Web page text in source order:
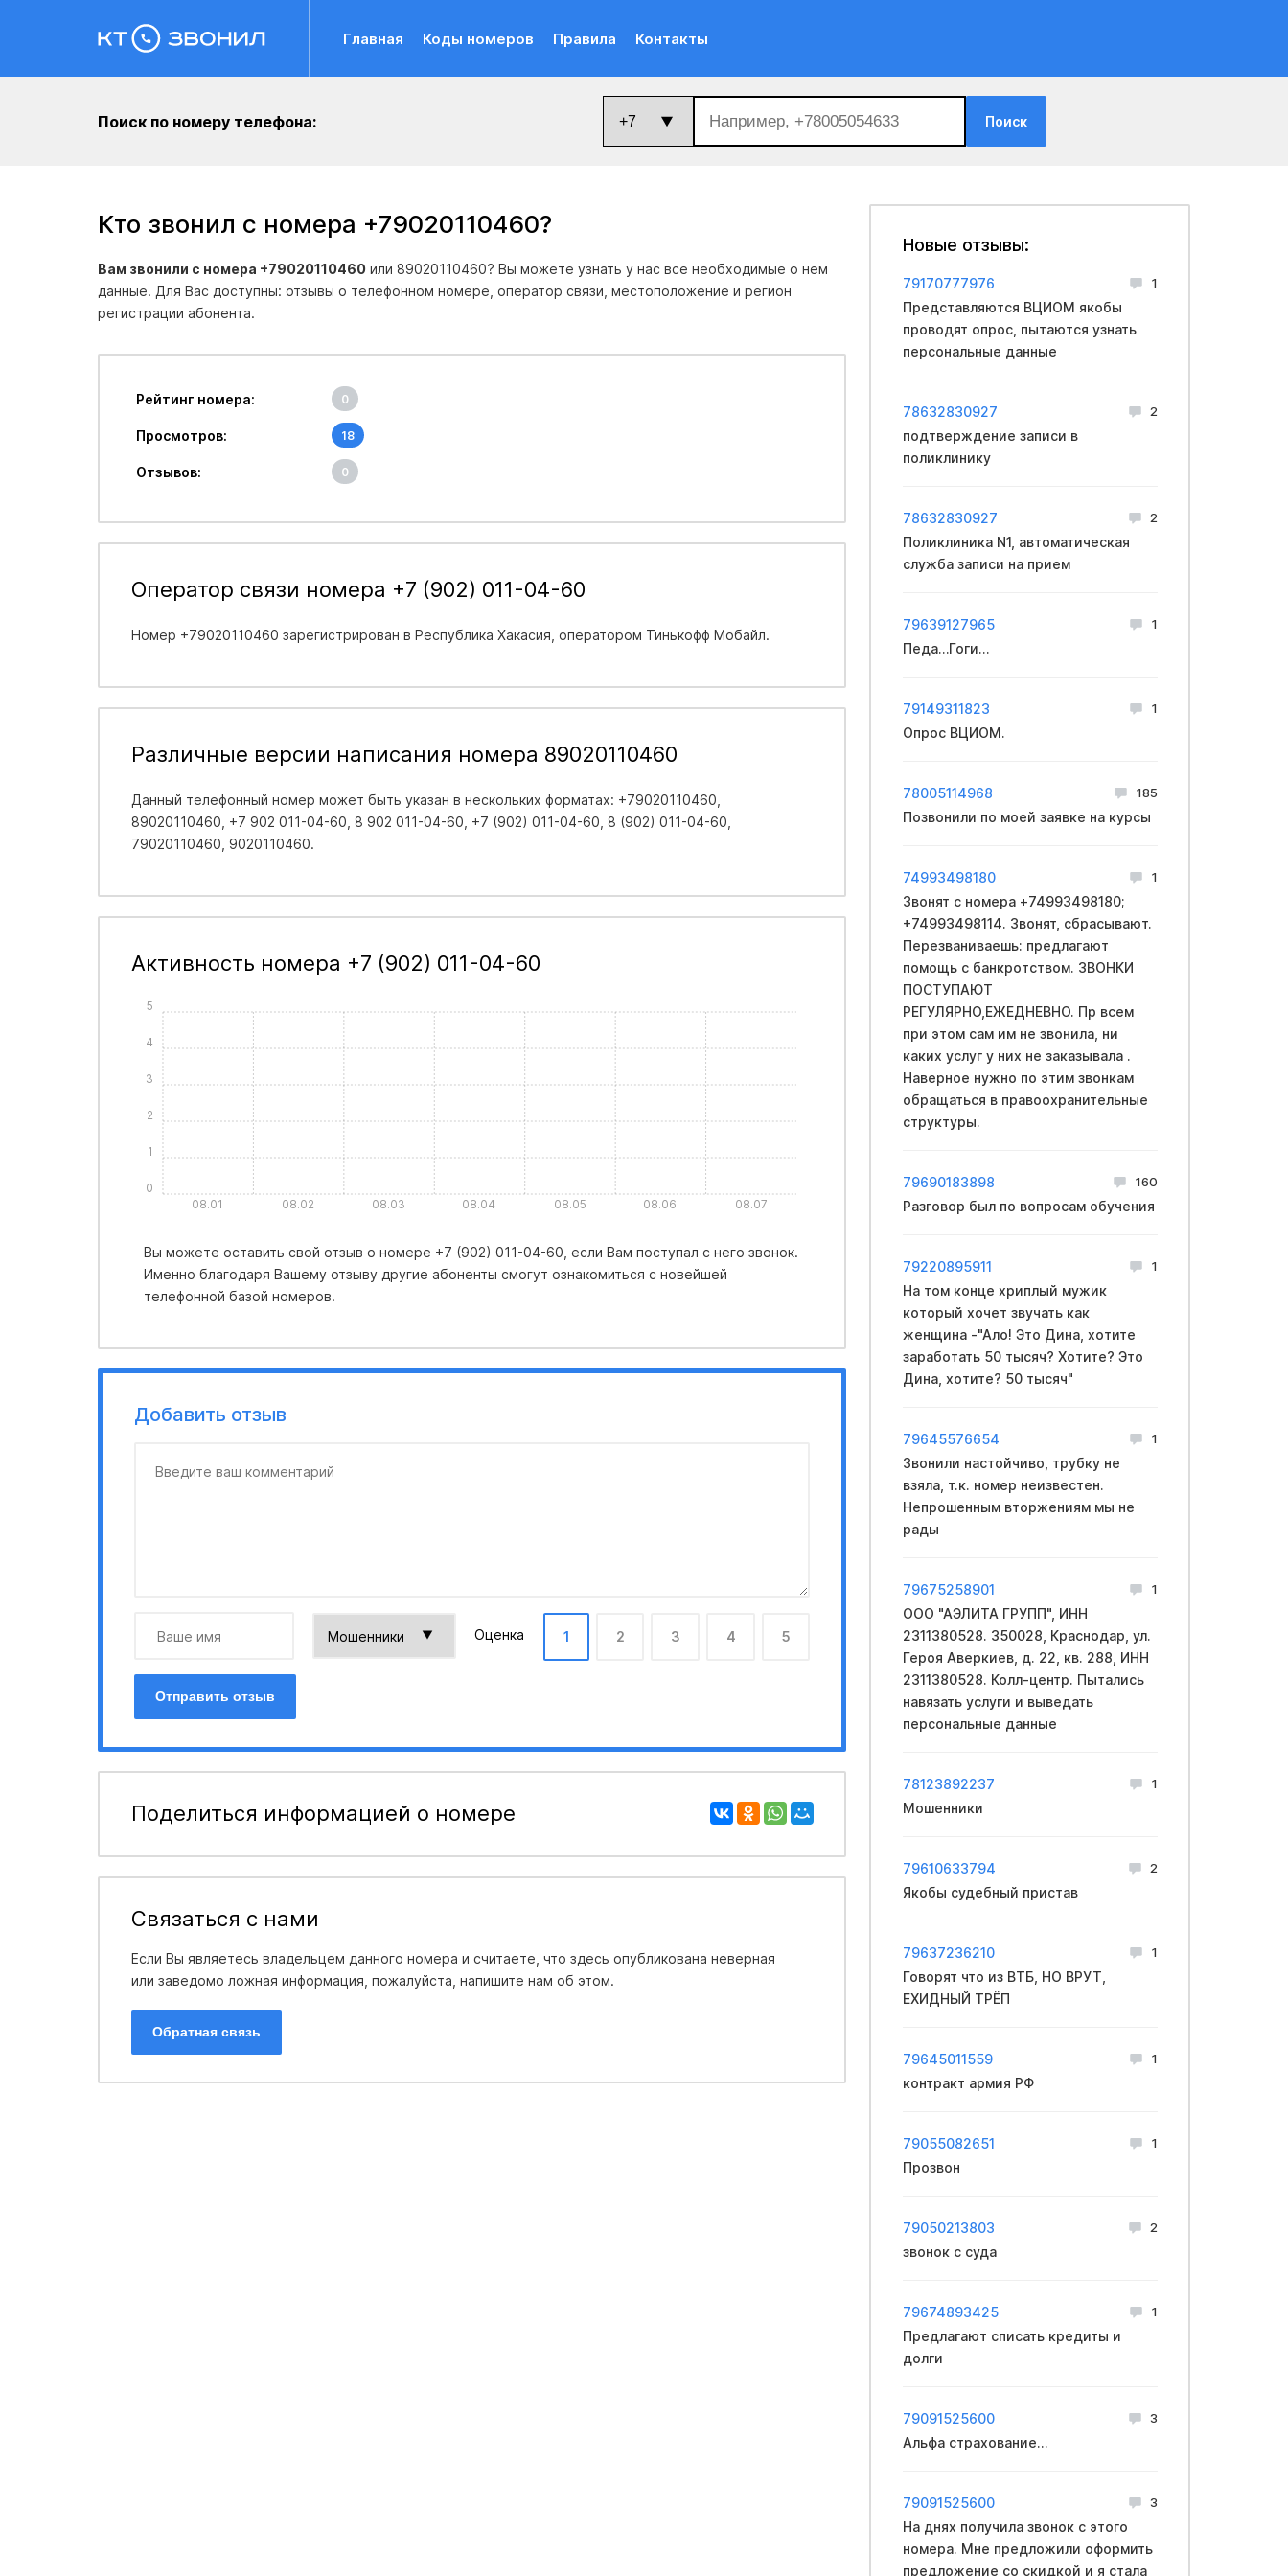
Главная Коды номеров Правила Контакты
Поиск по номеру телефона: Поиск
Кто звонил с номера +79020110460?
Вам звонили с номера +79020110460 или 89020110460? Вы можете узнать у нас все необходимые о нем
данные. Для Вас доступны: отзывы о телефонном номере, оператор связи, местоположение и регион
регистрации абонента.
Рейтинг номера: 0
Просмотров: 18
Отзывов: 0
Оператор связи номера +7 (902) 011-04-60
Номер +79020110460 зарегистрирован в Республика Хакасия , оператором Тинькофф Мобайл.
Различные версии написания номера 89020110460
Данный телефонный номер может быть указан в нескольких форматах: +79020110460,
89020110460, +7 902 011-04-60, 8 902 011-04-60, +7 (902) 011-04-60, 8 (902) 011-04-60,
79020110460, 9020110460.
Активность номера +7 (902) 011-04-60
08.01 08.02 08.03 08.04 08.05 08.06 08.07
0
1
2
3
4
5
Вы можете оставить свой отзыв о номере +7 (902) 011-04-60, если Вам поступал с него звонок.
Именно благодаря Вашему отзыву другие абоненты смогут ознакомиться с новейшей
телефонной базой номеров.
Добавить отзыв
Оценка 1 2 3 4 5
Отправить отзыв
Поделиться информацией о номере
Связаться с нами
Если Вы являетесь владельцем данного номера и считаете, что здесь опубликована неверная
или заведомо ложная информация, пожалуйста, напишите нам об этом.
Обратная связь
Новые отзывы:
79170777976 1
Представляются ВЦИОМ якобы
проводят опрос, пытаются узнать
персональные данные
78632830927 2
подтверждение записи в
поликлинику
78632830927 2
Поликлиника N1, автоматическая
служба записи на прием
79639127965 1
Педа…Гоги…
79149311823 1
Опрос ВЦИОМ.
78005114968 185
Позвонили по моей заявке на курсы
74993498180 1
Звонят с номера +74993498180;
+74993498114. Звонят, сбрасывают.
Перезваниваешь: предлагают
помощь с банкротством. ЗВОНКИ
ПОСТУПАЮТ
РЕГУЛЯРНО,ЕЖЕДНЕВНО. Пр всем
при этом сам им не звонила, ни
каких услуг у них не заказывала .
Наверное нужно по этим звонкам
обращаться в правоохранительные
структуры.
79690183898 160
Разговор был по вопросам обучения
79220895911 1
На том конце хриплый мужик
который хочет звучать как
женщина -"Ало! Это Дина, хотите
заработать 50 тысяч? Хотите? Это
Дина, хотите? 50 тысяч"
79645576654 1
Звонили настойчиво, трубку не
взяла, т.к. номер неизвестен.
Непрошенным вторжениям мы не
рады
79675258901 1
ООО "АЭЛИТА ГРУПП", ИНН
2311380528. 350028, Краснодар, ул.
Героя Аверкиев, д. 22, кв. 288, ИНН
2311380528. Колл-центр. Пытались
навязать услуги и выведать
персональные данные
78123892237 1
Мошенники
79610633794 2
Якобы судебный пристав
79637236210 1
Говорят что из ВТБ, НО ВРУТ,
ЕХИДНЫЙ ТРЁП
79645011559 1
контракт apмия PФ
79055082651 1
Прозвон
79050213803 2
звонок с cуда
79674893425 1
Предлагают списать кредиты и
долги
79091525600 3
Aльфа cтраxoвание...
79091525600 3
На днях получила звонок с этого
номера. Мне предложили оформить
предложение со скидкой и я стала